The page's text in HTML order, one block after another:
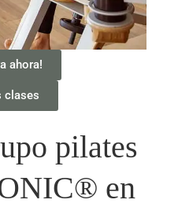
ahora!
clases
pilates
en